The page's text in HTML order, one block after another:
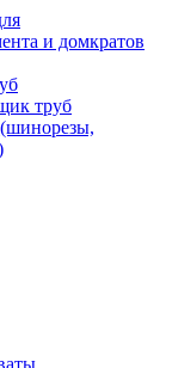
и домкратов
труб